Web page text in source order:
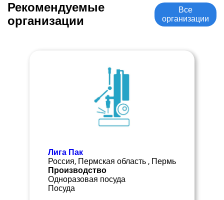
Рекомендуемые
организации
Все
организации
Лига Пак
Россия, Пермская область , Пермь
Производство
Одноразовая посуда
Посуда